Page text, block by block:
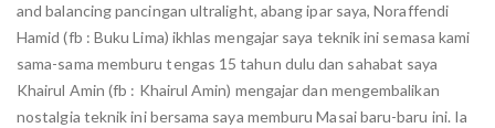
and balancing pancingan ultralight, abang ipar saya, Noraffendi
Hamid (fb : Buku Lima) ikhlas mengajar saya teknik ini semasa kami
sama-sama memburu tengas 15 tahun dulu dan sahabat saya
Khairul Amin (fb : Khairul Amin) mengajar dan mengembalikan
nostalgia teknik ini bersama saya memburu Masai baru-baru ini. Ia